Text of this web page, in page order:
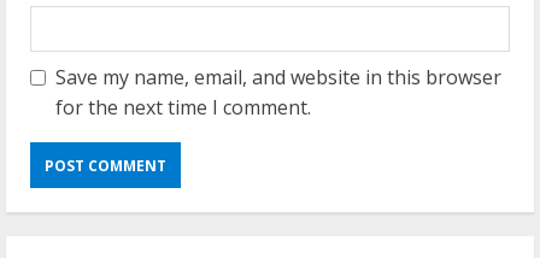
Save my name, email, and website in this browser
for the next time I comment.